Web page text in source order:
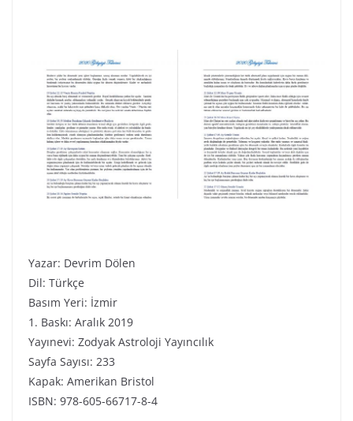
Yazar: Devrim Dölen
Dil: Türkçe
Basım Yeri: İzmir
1. Baskı: Aralık 2019
Yayınevi: Zodyak Astroloji Yayıncılık
Sayfa Sayısı: 233
Kapak: Amerikan Bristol
ISBN: 978-605-66717-8-4